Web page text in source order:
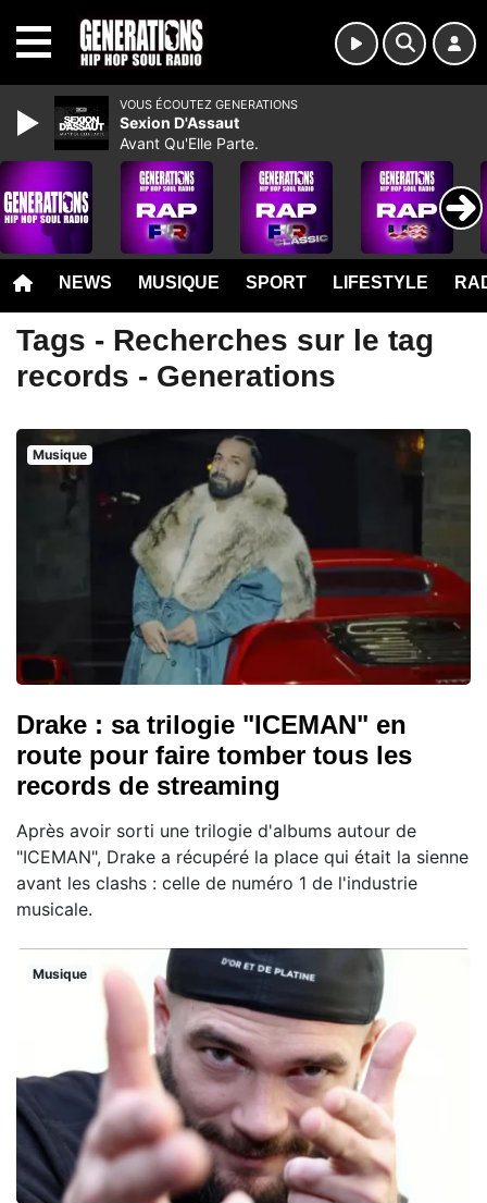
NEWS MUSIQUE SPORT LIFESTYLE
Tags - Recherches sur le tag
records - Generations
Musique
Drake : sa trilogie "ICEMAN" en
route pour faire tomber tous les
records de streaming
Après avoir sorti une trilogie d'albums autour de
"ICEMAN", Drake a récupéré la place qui était la sienne
avant les clashs : celle de numéro 1 de l'industrie
musicale.
Musique
VOUS ÉCOUTEZ GENERATIONS
Sexion D'Assaut
Avant Qu'Elle Parte.